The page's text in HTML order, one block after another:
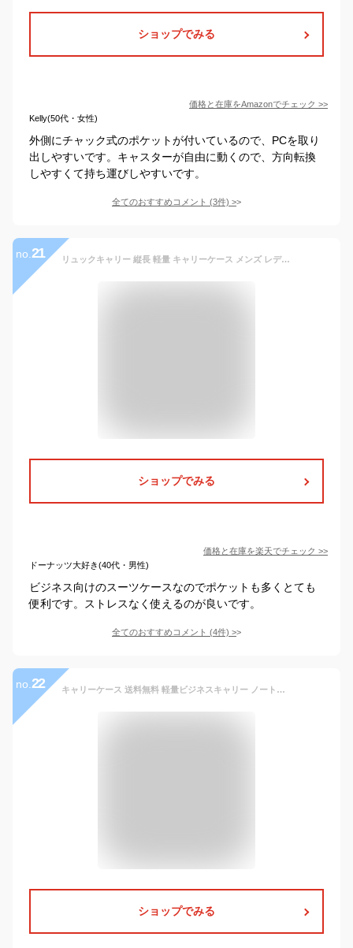
ショップでみる
価格と在庫をAmazonでチェック >>
Kelly(50代・女性)
外側にチャック式のポケットが付いているので、PCを取り
出しやすいです。キャスターが自由に動くので、方向転換
しやすくて持ち運びしやすいです。
全てのおすすめコメント (3件) >
no. 21 リュックキャリー 縦長 軽量 キャリーケース メンズ レディース リュック スーツケース キャリーバッグ リュックキャリー付き 防災 おしゃれ 旅行 ソフトタイプ 女性 男性 通勤 通学 旅行 女性 男性 出張 1泊 日帰り旅行 海外旅行 防水 30l 大容量 5219 SAXON サクソン
ショップでみる
価格と在庫を楽天でチェック >>
ドーナッツ大好き(40代・男性)
ビジネス向けのスーツケースなのでポケットも多くとても
便利です。ストレスなく使えるのが良いです。
全てのおすすめコメント (4件) >
no. 22 キャリーケース 送料無料 軽量ビジネスキャリー ノートパソコン タブレット 収納可 トローリー バッグ ビジネス 出張 旅行 収納 4輪 回転 ダブルキャスター
ショップでみる